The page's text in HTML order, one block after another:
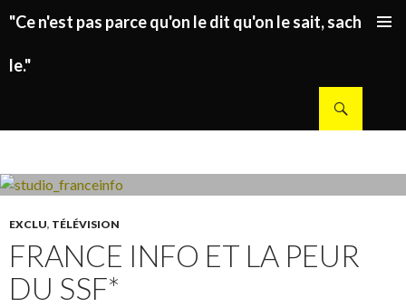
"Ce n'est pas parce qu'on le dit qu'on le sait, sachez
le."
EXCLU, TÉLÉVISION
FRANCE INFO ET LA PEUR
DU SSF*